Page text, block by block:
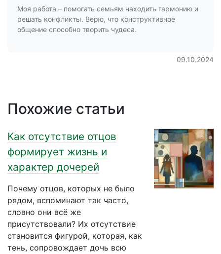
Моя работа – помогать семьям находить гармонию и
решать конфликты. Верю, что конструктивное
общение способно творить чудеса.
09.10.2024
Похожие статьи
Как отсутствие отцов
формирует жизнь и
характер дочерей
Почему отцов, которых не было
рядом, вспоминают так часто,
словно они всё же
присутствовали? Их отсутствие
становится фигурой, которая, как
тень, сопровождает дочь всю